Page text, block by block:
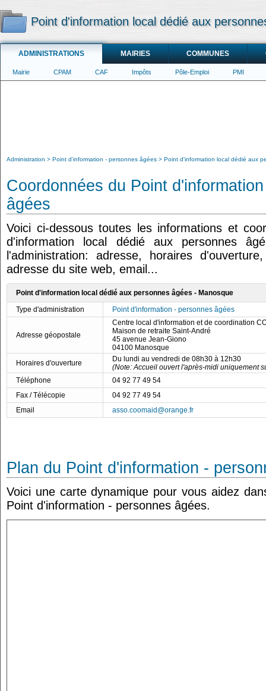
Point d'information local dédié aux
ADMINISTRATIONS MAIRIES COMMUNES
Mairie CPAM CAF Impôts Pôle-Emploi PMI
Administration Point d'information - personnes âgées Point d'information local dédié aux
Coordonnées du Point
âgées
Voici ci-dessous toutes les informations et
d'information local dédié aux personnes
l'administration: adresse, horaires
adresse du site web, email...
Point d'information local dédié aux personnes âgées - Manosque
Type d'administration
Point d'information - personnes âgées
Adresse géopostale
Centre local d'information et de coordination
Maison de retraite Saint-André
45 avenue Jean-Giono
04100 Manosque
Horaires d'ouverture
Du lundi au vendredi de 08h30 à 12h30
(Note: Accueil ouvert l'après-midi uniquement
Téléphone
04 92 77 49 54
Fax / Télécopie
04 92 77 49 54
Email
asso.coomaid@orange.fr
Plan du Point d'information -
Voici une carte dynamique pour vous aidez
Point d'information - personnes âgées.